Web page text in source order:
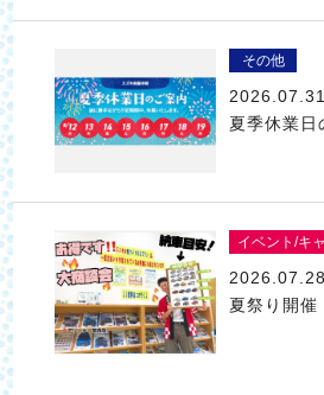
その他
2026.07.31
夏季休業日
イベント/キ
2026.07.28
夏祭り開催